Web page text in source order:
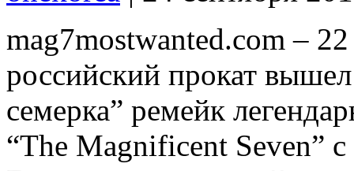
mag7mostwanted.com –
российский прокат
семерка” ремейк
“The Magnificent Seven”